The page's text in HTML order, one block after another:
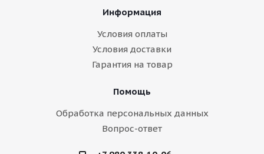
Информация
Условия оплаты
Условия доставки
Гарантия на товар
Помощь
Обработка персональных данных
Вопрос-ответ